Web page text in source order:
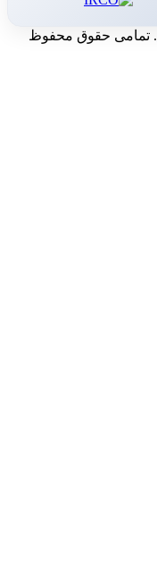
. تمامی حقوق محفوظ